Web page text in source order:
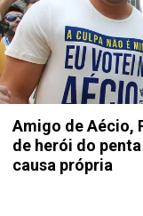
Amigo de Aécio,
de herói do
causa própria